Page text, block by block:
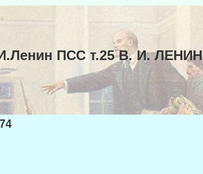
ПСС т.25 В. И. ЛЕНИН